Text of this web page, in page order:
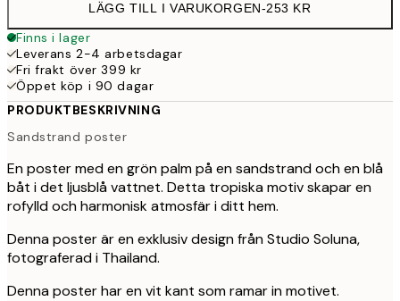
LÄGG TILL I VARUKORGEN-253 KR
Finns i lager
Leverans 2-4 arbetsdagar
Fri frakt över 399 kr
Öppet köp i 90 dagar
PRODUKTBESKRIVNING
Sandstrand poster
En poster med en grön palm på en sandstrand och en blå
båt i det ljusblå vattnet. Detta tropiska motiv skapar en
rofylld och harmonisk atmosfär i ditt hem.
Denna poster är en exklusiv design från Studio Soluna,
fotograferad i Thailand.
Denna poster har en vit kant som ramar in motivet.